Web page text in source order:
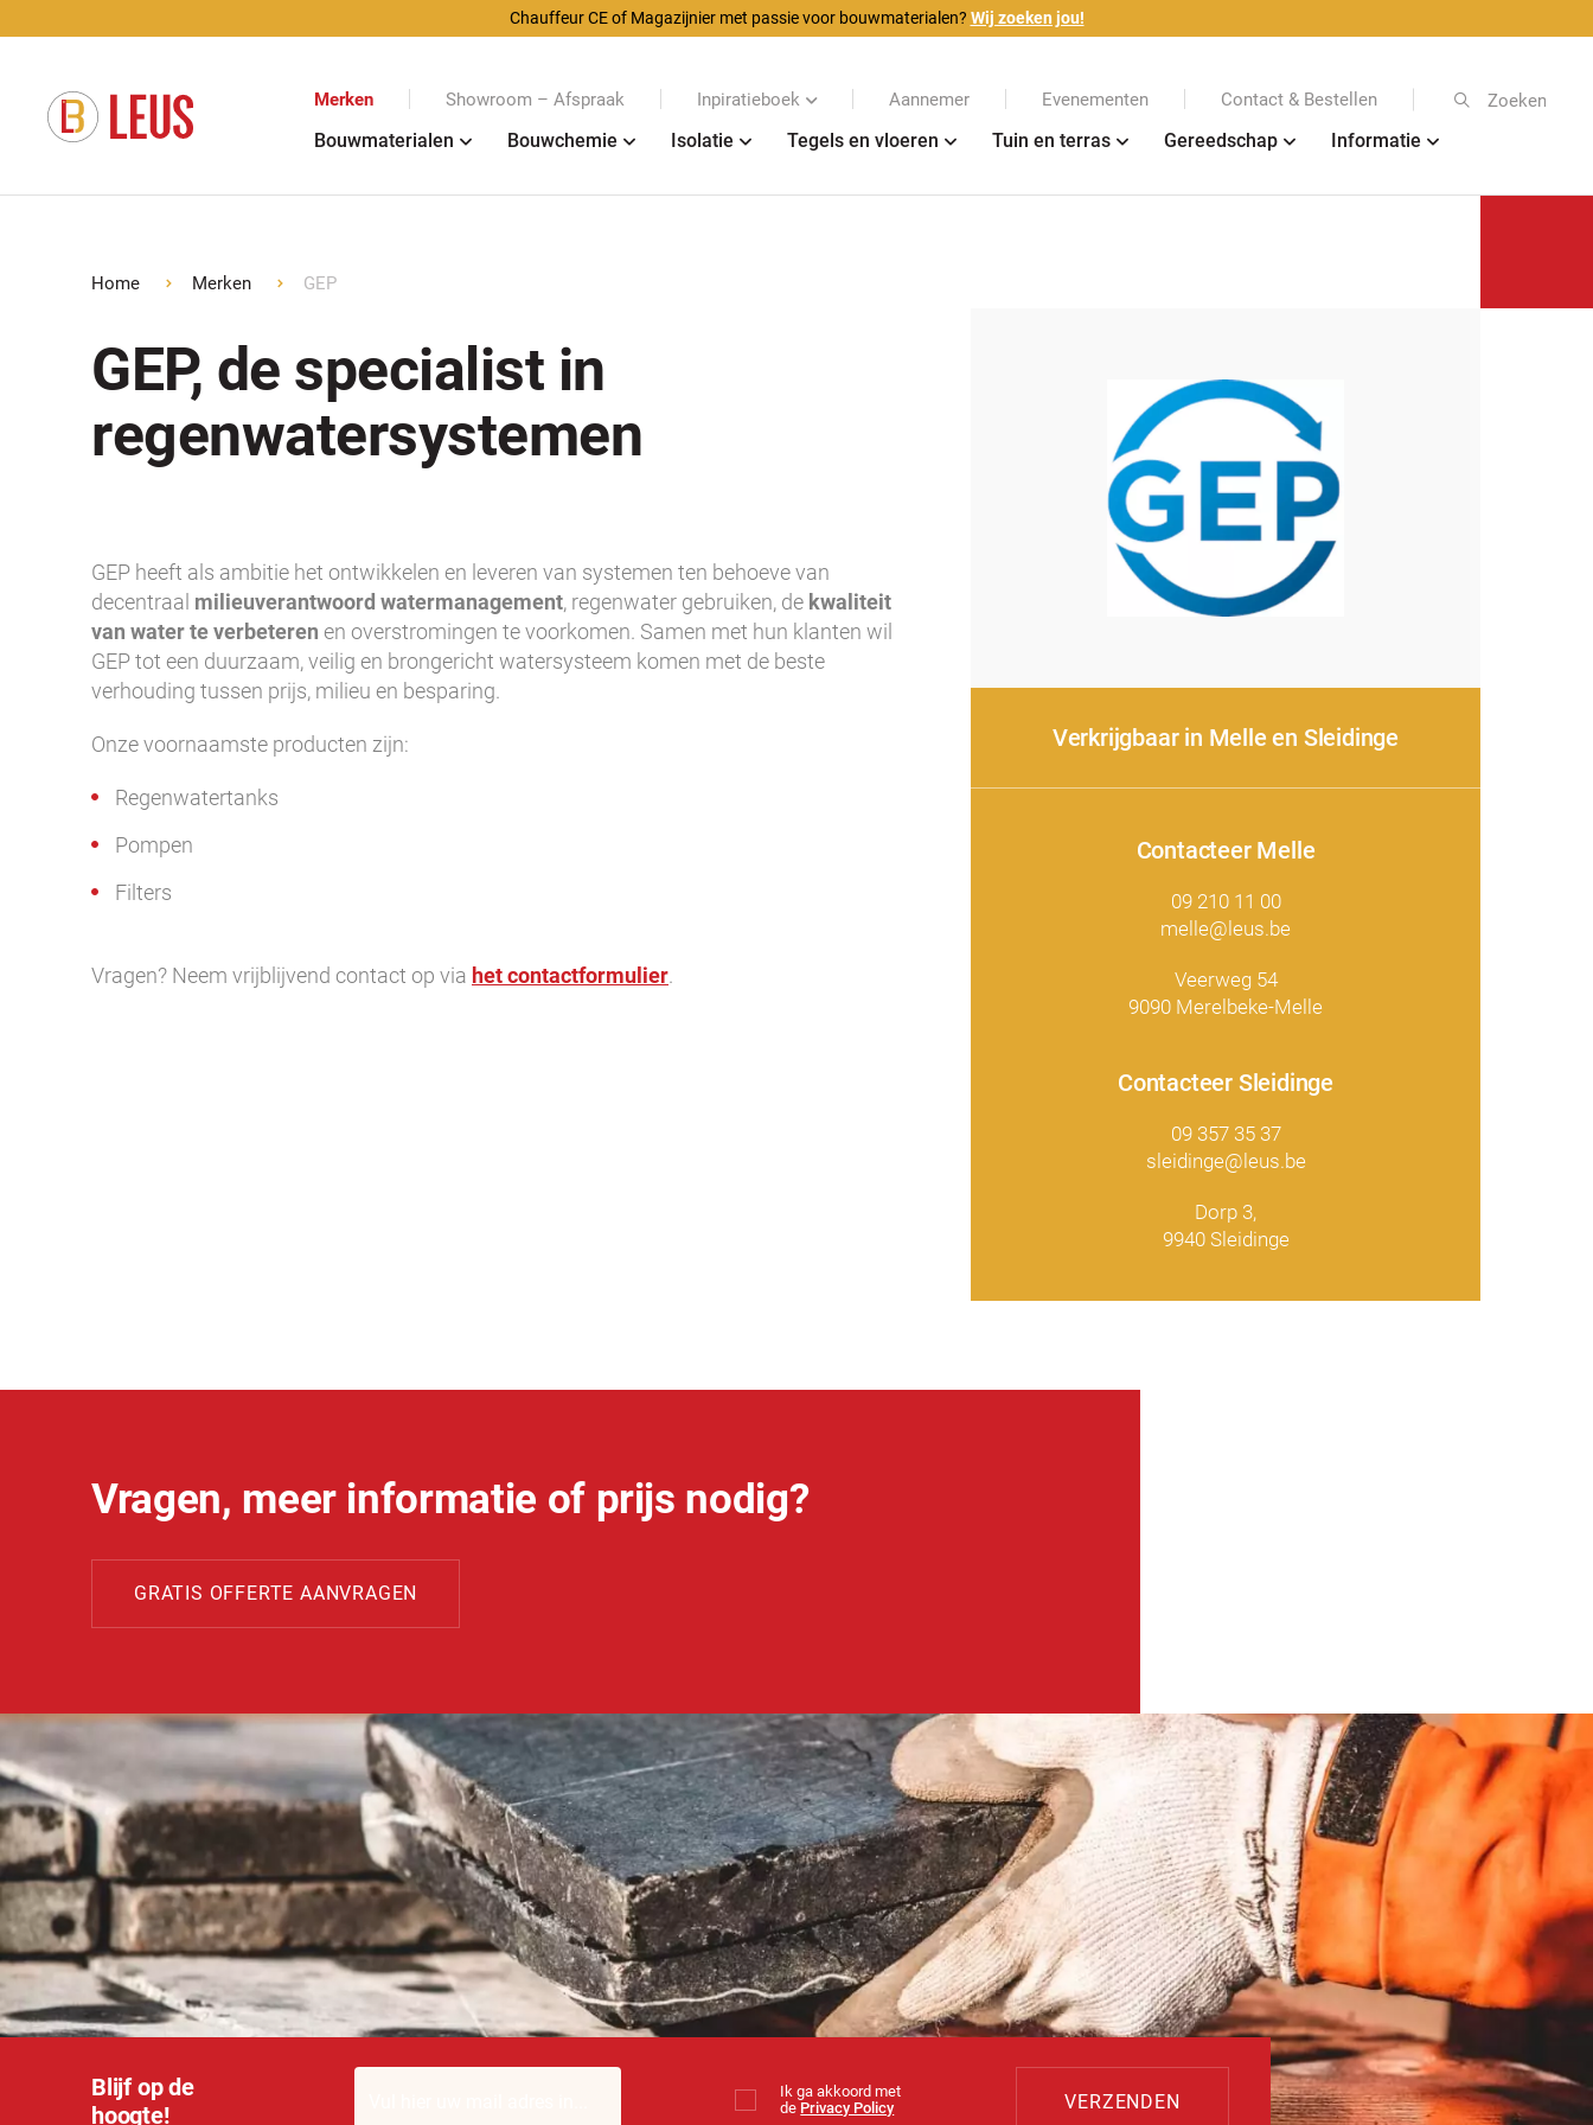
Chauffeur CE of Magazijnier met passie voor bouwmaterialen? Wij zoeken jou!
Merken Showroom – Afspraak Inpiratieboek Aannemer Evenementen Contact & Bestellen Zoeken
Bouwmaterialen Bouwchemie Isolatie Tegels en vloeren Tuin en terras Gereedschap Informatie
Home Merken GEP
GEP, de specialist in
regenwatersystemen
GEP heeft als ambitie het ontwikkelen en leveren van systemen ten behoeve van
decentraal milieuverantwoord watermanagement, regenwater gebruiken, de kwaliteit
van water te verbeteren en overstromingen te voorkomen. Samen met hun klanten wil
GEP tot een duurzaam, veilig en brongericht watersysteem komen met de beste
verhouding tussen prijs, milieu en besparing.
Onze voornaamste producten zijn:
Regenwatertanks
Pompen
Filters
Vragen? Neem vrijblijvend contact op via het contactformulier.
Verkrijgbaar in Melle en Sleidinge
Contacteer Melle
09 210 11 00
melle@leus.be
Veerweg 54
9090 Merelbeke-Melle
Contacteer Sleidinge
09 357 35 37
sleidinge@leus.be
Dorp 3,
9940 Sleidinge
Vragen, meer informatie of prijs nodig?
GRATIS OFFERTE AANVRAGEN
Blijf op de
hoogte!
Ik ga akkoord met
de Privacy Policy